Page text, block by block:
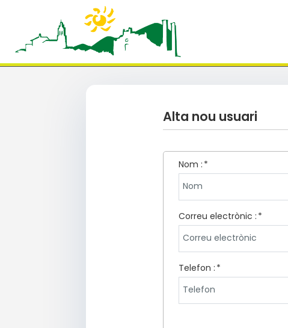
Alta nou usuari
Nom :
Correu electrònic :
Telefon :